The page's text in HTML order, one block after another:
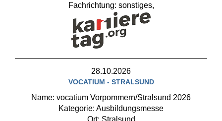
Fachrichtung: sonstiges,
28.10.2026
VOCATIUM - STRALSUND
Name: vocatium Vorpommern/Stralsund 2026
Kategorie: Ausbildungsmesse
Ort: Stralsund